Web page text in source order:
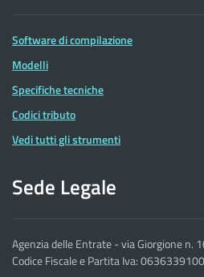
Software di compilazione
Modelli
Specifiche tecniche
Codici tributo
Vedi tutti gli strumenti
Sede Legale
Agenzia delle Entrate - via Giorgione n.
Codice Fiscale e Partita Iva: